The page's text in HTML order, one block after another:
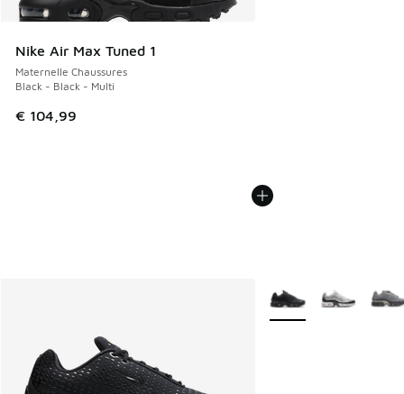
Nike Air Max Tuned 1
Maternelle Chaussures
Black - Black - Multi
€ 104,99
Plus de couleurs